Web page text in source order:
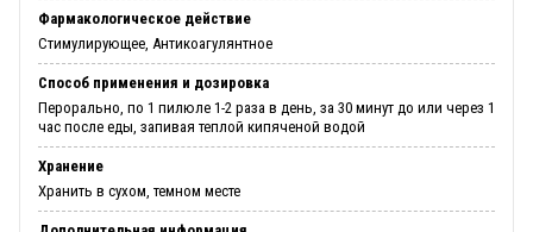
Фармакологическое действие
Стимулирующее, Антикоагулянтное
Способ применения и дозировка
Перорально, по 1 пилюле 1-2 раза в день, за 30 минут до или через 1
час после еды, запивая теплой кипяченой водой
Хранение
Хранить в сухом, темном месте